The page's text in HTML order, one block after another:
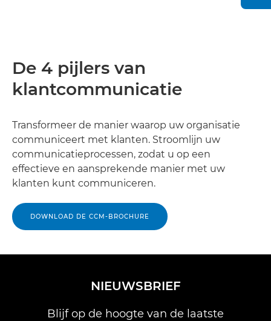
De 4 pijlers van
klantcommunicatie
Transformeer de manier waarop uw organisatie
communiceert met klanten. Stroomlijn uw
communicatieprocessen, zodat u op een
effectieve en aansprekende manier met uw
klanten kunt communiceren.
DOWNLOAD DE CCM-BROCHURE
NIEUWSBRIEF
Blijf op de hoogte van de laatste